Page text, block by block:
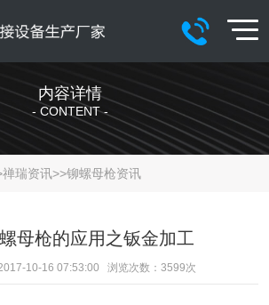
内容详情
- CONTENT -
禅瑞资讯>>铆螺母枪资讯
母枪的应用之钣金加工
10-16 07:53:00 浏览次数： 3599次